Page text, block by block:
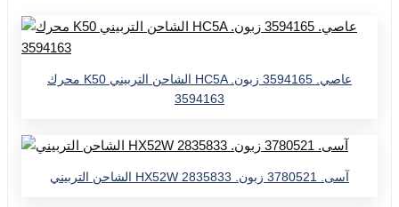
محرك K50 الشاحن التربيني HC5A عاصي. 3594165 زبون.
3594163
الشاحن التربيني HX52W آسى. 3780521 زبون. 2835833